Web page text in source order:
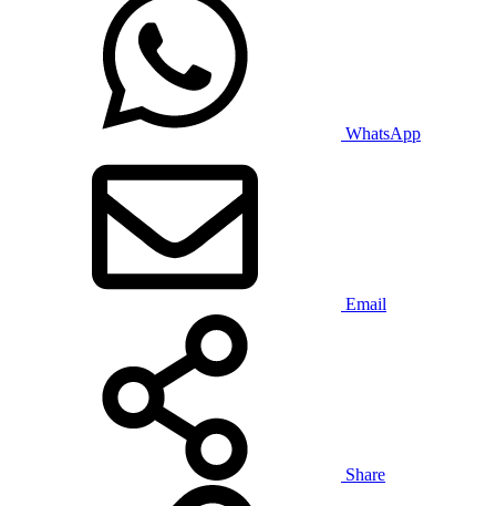
WhatsApp
Email
Share